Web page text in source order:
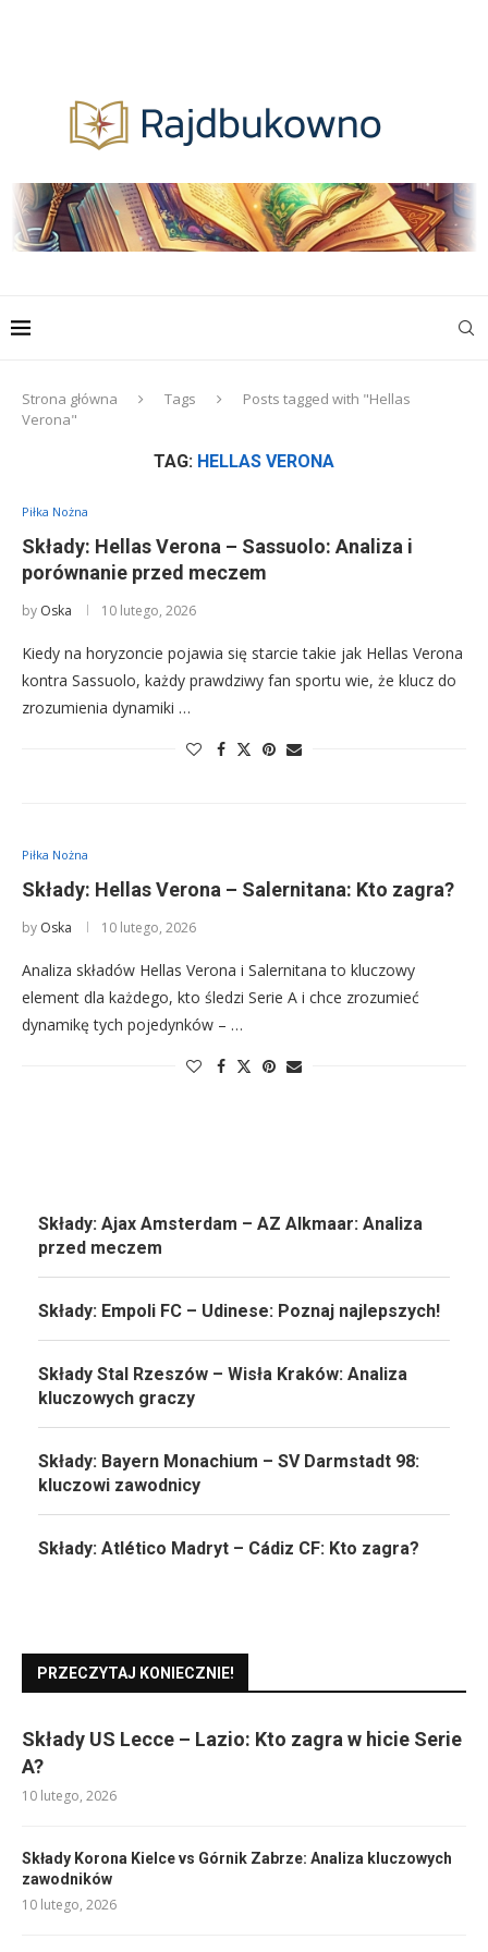
Strona główna Tags
Posts tagged with "Hellas
Verona"
TAG: HELLAS VERONA
Piłka Nożna
Składy: Hellas Verona – Sassuolo: Analiza i
porównanie przed meczem
by Oska 10 lutego, 2026
Kiedy na horyzoncie pojawia się starcie takie jak Hellas Verona
kontra Sassuolo, każdy prawdziwy fan sportu wie, że klucz do
zrozumienia dynamiki …
Piłka Nożna
Składy: Hellas Verona – Salernitana: Kto zagra?
by Oska 10 lutego, 2026
Analiza składów Hellas Verona i Salernitana to kluczowy
element dla każdego, kto śledzi Serie A i chce zrozumieć
dynamikę tych pojedynków – …
Składy: Ajax Amsterdam – AZ Alkmaar: Analiza
przed meczem
Składy: Empoli FC – Udinese: Poznaj najlepszych!
Składy Stal Rzeszów – Wisła Kraków: Analiza
kluczowych graczy
Składy: Bayern Monachium – SV Darmstadt 98:
kluczowi zawodnicy
Składy: Atlético Madryt – Cádiz CF: Kto zagra?
PRZECZYTAJ KONIECZNIE!
Składy US Lecce – Lazio: Kto zagra w hicie Serie
A?
10 lutego, 2026
Składy Korona Kielce vs Górnik Zabrze: Analiza kluczowych
zawodników
10 lutego, 2026